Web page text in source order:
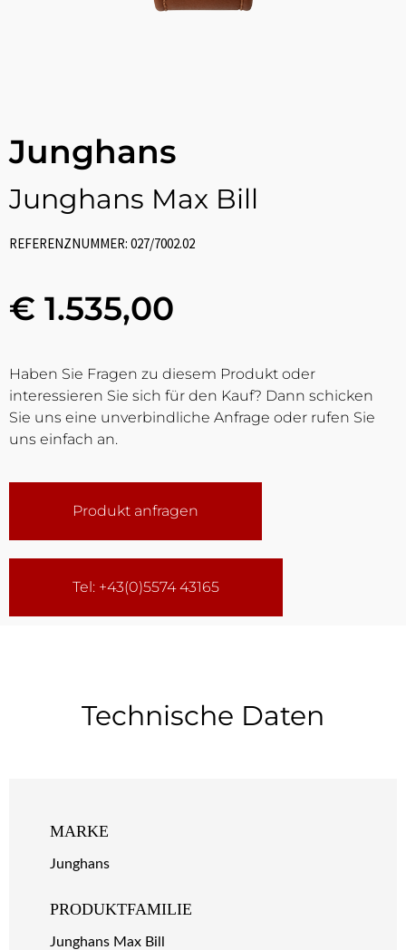
Junghans
Junghans Max Bill
REFERENZNUMMER: 027/7002.02
€ 1.535,00
Haben Sie Fragen zu diesem Produkt oder
interessieren Sie sich für den Kauf? Dann schicken
Sie uns eine unverbindliche Anfrage oder rufen Sie
uns einfach an.
Produkt anfragen
Tel: +43(0)5574 43165
Technische Daten
MARKE
Junghans
PRODUKTFAMILIE
Junghans Max Bill